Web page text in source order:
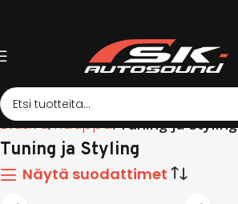
Etusivu Kauppa Tuning ja Styling
Tuning ja Styling
Näytä suodattimet